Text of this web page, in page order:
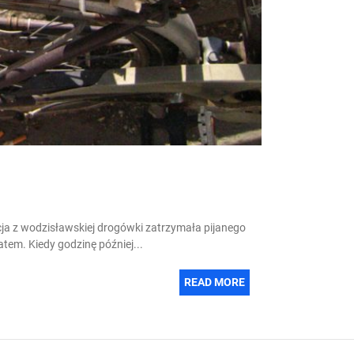
z wodzisławskiej drogówki zatrzymała pijanego
Kiedy godzinę później...
READ MORE